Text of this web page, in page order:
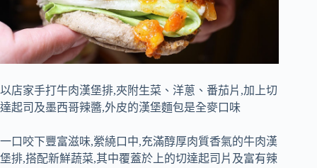
以店家手打牛肉漢堡排,夾附生菜、洋蔥、番茄片,加上切
達起司及墨西哥辣醬,外皮的漢堡麵包是全麥口味
一口咬下豐富滋味,縈繞口中,充滿醇厚肉質香氣的牛肉漢
堡排,搭配新鮮蔬菜,其中覆蓋於上的切達起司片及富有辣